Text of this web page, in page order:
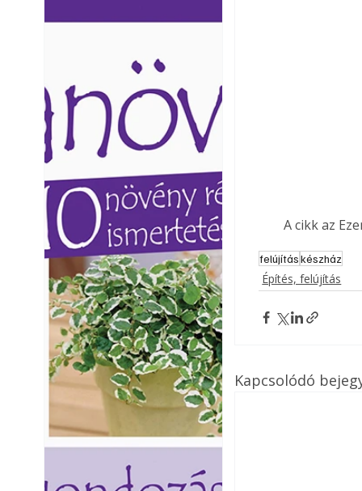
A cikk az
felújításkészház
Építés, felújítás
Kapcsolódó